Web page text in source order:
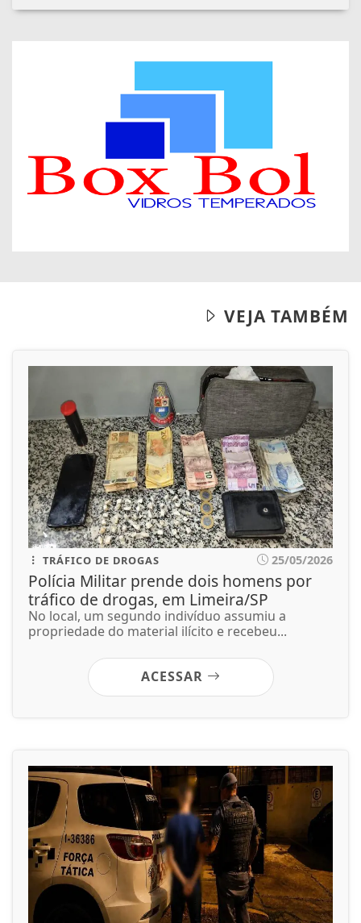
VEJA TAMBÉM
TRÁFICO DE DROGAS 25/05/2026
Polícia Militar prende dois homens por
tráfico de drogas, em Limeira/SP
No local, um segundo indivíduo assumiu a
propriedade do material ilícito e recebeu...
ACESSAR